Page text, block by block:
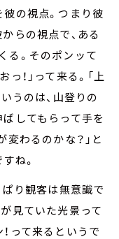
の視点。つまり彼
らの視点で、ある
る。そのポンッて
！」って来る。「上
うのは、山登りの
してもらって手を
変わるのかな？」と
ね。
ぱり観客は無意識で
見ていた光景って
って来るというで